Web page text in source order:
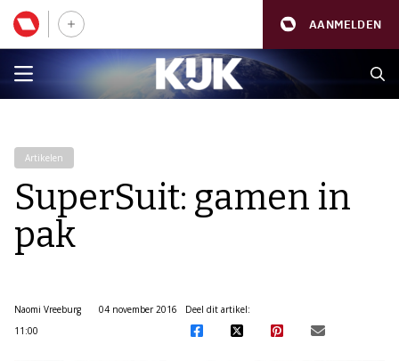
AANMELDEN
Artikelen
SuperSuit: gamen in
pak
Naomi Vreeburg
04 november 2016
11:00
Deel dit artikel: